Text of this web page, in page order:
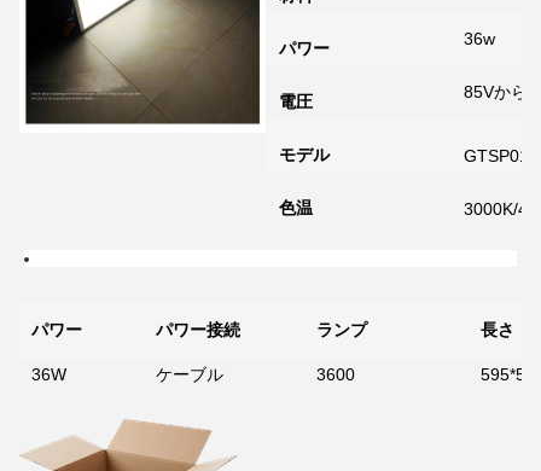
パワー 36w
電圧 85Vから
モデル GTSP01
色温 3000K/
パワー パワー接続 ランプ 長さ
36W ケーブル 3600